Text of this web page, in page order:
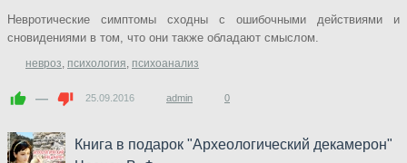
Невротические симптомы сходны с ошибочными действиями и
сновидениями в том, что они также обладают смыслом.
невроз, психология, психоанализ
— 25.09.2016 admin 0
Книга в подарок "Археологический декамерон"